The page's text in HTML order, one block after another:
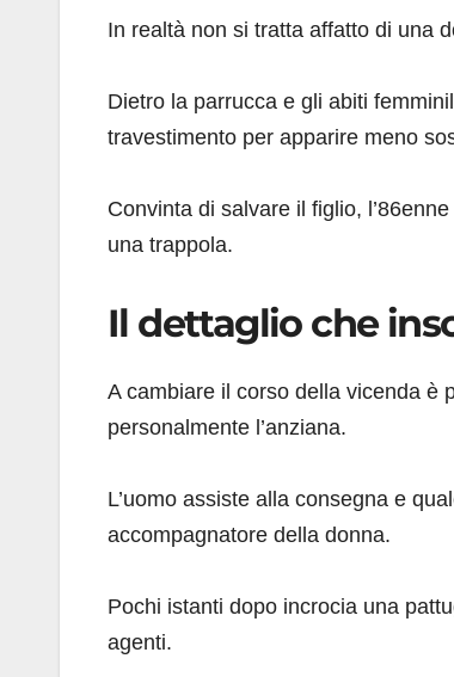
In realtà non si tratta affatto di una
Dietro la parrucca e gli abiti
travestimento per apparire meno
Convinta di salvare il figlio,
una trappola.
Il dettaglio che
A cambiare il corso della vicenda è
personalmente l’anziana.
L’uomo assiste alla consegna e
accompagnatore della donna.
Pochi istanti dopo incrocia una
agenti.